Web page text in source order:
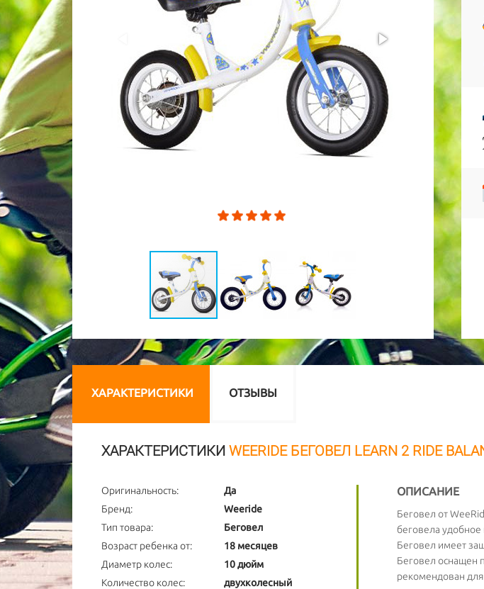
ХАРАКТЕРИСТИКИ ОТЗЫВЫ
ХАРАКТЕРИСТИКИ WEERIDE БЕГОВЕЛ LEARN 2 RIDE
Оригинальность:
Да
Бренд:
Weeride
Тип товара:
Беговел
Возраст ребенка от:
18 месяцев
Диаметр колес:
10 дюйм
Количество колес:
двухколесный
ОПИСАНИЕ
Беговел от
беговела удобное
Беговел имеет
Беговел оснащен
рекомендован для
УВЕДОМИТЬ О